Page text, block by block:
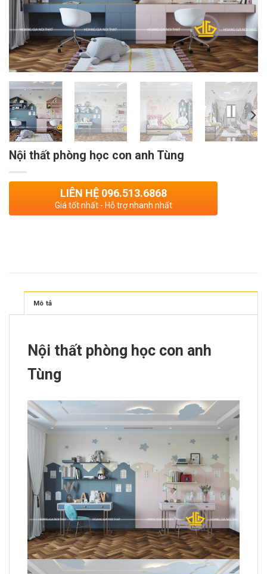
Nội thất phòng học con anh Tùng
LIÊN HỆ 096.513.6868
Giá tốt nhất - Hỗ trợ nhanh nhất
Mô tả
Nội thất phòng học con anh
Tùng